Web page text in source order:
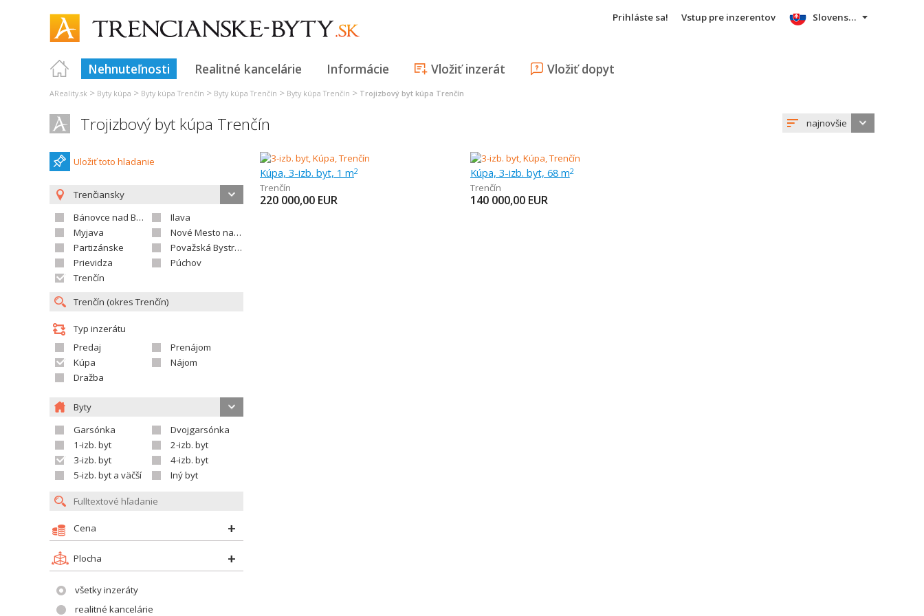
Prihláste sa! Vstup pre inzerentov
Nehnuteľnosti Realitné kancelárie Informácie Vložiť inzerát Vložiť dopyt
Slovensky
AReality.sk > Byty kúpa > Byty kúpa Trenčín > Byty kúpa Trenčín > Byty kúpa Trenčín > Trojizbový byt kúpa Trenčín
Trojizbový byt kúpa Trenčín najnovšie
Uložiť toto hladanie
Trenčiansky
Bánovce nad Bebravou
Ilava
Myjava
Nové Mesto nad Váhom
Partizánske
Považská Bystrica
Prievidza
Púchov
Trenčín
Typ inzerátu
Predaj
Prenájom
Kúpa
Nájom
Dražba
Byty
Garsónka
Dvojgarsónka
1-izb. byt
2-izb. byt
3-izb. byt
4-izb. byt
5-izb. byt a väčší
Iný byt
Cena
Plocha
všetky inzeráty
realitné kancelárie
Kúpa, 3-izb. byt, 1 m2
Trenčín
220 000,00 EUR
Kúpa, 3-izb. byt, 68 m2
Trenčín
140 000,00 EUR